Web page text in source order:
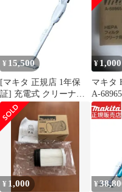
CL280FDZCW
CL280FDZC 【バッテ
リ・ 充電器 別売】
makita 充電式クリーナ
コードレス ハイパワー
人気モデル おすすめ
makita
コード
おすす
トリガ
ィ 家庭
暮らし
¥ 15,500
[マキタ 正規店 1年保
証] 充電式 クリーナー
CL106FDSHW 10.8V
1.5Ah 掃除機 スティッ
ク型 カプセル式 トリガ
スイッチ makita 軽量 充
電式 コードレス ハンデ
ィ 軽量 0.98kg 人気家
庭用 業務用 一人暮らし
新生活 車載
¥1,000
マキタ
A-
¥ 1,000 ¥